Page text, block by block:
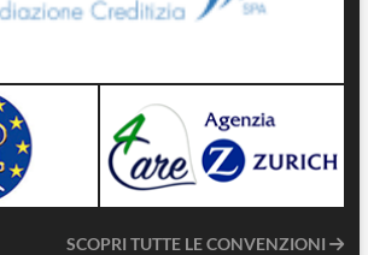
SCOPRI TUTTE LE CONVENZIONI